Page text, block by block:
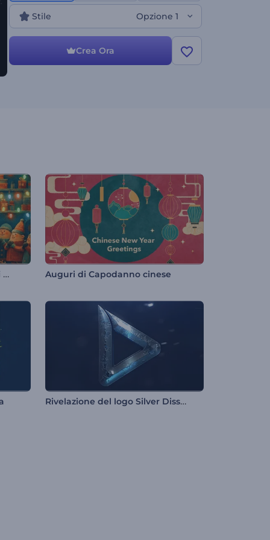
promozionali e molto altro. Crea ora e rendi il tuo
brand indimenticabile!
Stile Opzione 1
Crea Ora
Rivelazione del logo degli elfi di Babbo Natale Auguri di Capodanno cinese
Rivelazione del logo Silver Dissolve